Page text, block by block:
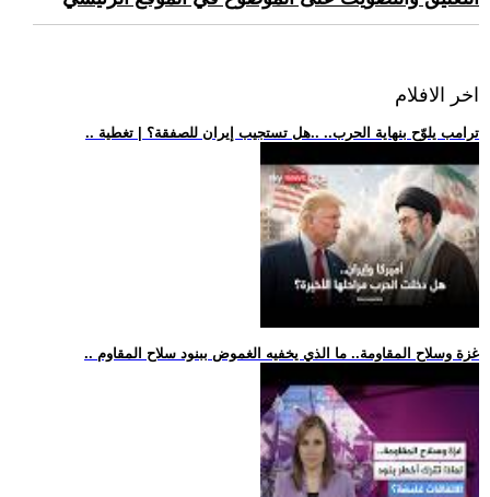
اخر الافلام
.. ترامب يلوّح بنهاية الحرب.. ..هل تستجيب إيران للصفقة؟ | تغطية
.. غزة وسلاح المقاومة.. ما الذي يخفيه الغموض ببنود سلاح المقاوم